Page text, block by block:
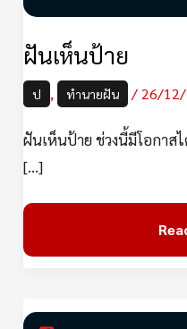
ฝันเห็นป้าย
ป , ทำนายฝัน /26/
ฝันเห็นป้าย ช่วงนี้มีโอกาส
[…]